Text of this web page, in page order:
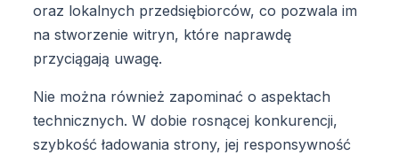
oraz lokalnych przedsiębiorców, co pozwala im
na stworzenie witryn, które naprawdę
przyciągają uwagę.
Nie można również zapominać o aspektach
technicznych. W dobie rosnącej konkurencji,
szybkość ładowania strony, jej responsywność